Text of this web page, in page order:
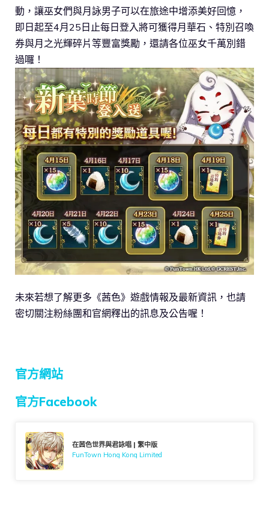
動，讓巫女們與月詠男子可以在旅途中增添美好回憶，
即日起至4月25日止每日登入將可獲得月華石、特別召喚
券與月之光輝碎片等豐富獎勵，還請各位巫女千萬別錯
過囉！
未來若想了解更多《茜色》遊戲情報及最新資訊，也請
密切關注粉絲團和官網釋出的訊息及公告喔！
官方網站
官方Facebook
在茜色世界與君詠唱 | 繁中版
FunTown Hong Kong Limited